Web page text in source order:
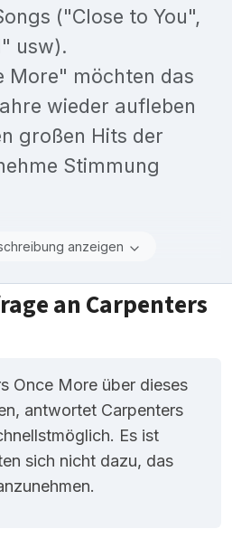
("Close to You",
usw).
More" möchten das
wieder aufleben
großen Hits der
Stimmung
anzeigen
an Carpenters
Once More über dieses
antwortet Carpenters
Es ist
sich nicht dazu, das